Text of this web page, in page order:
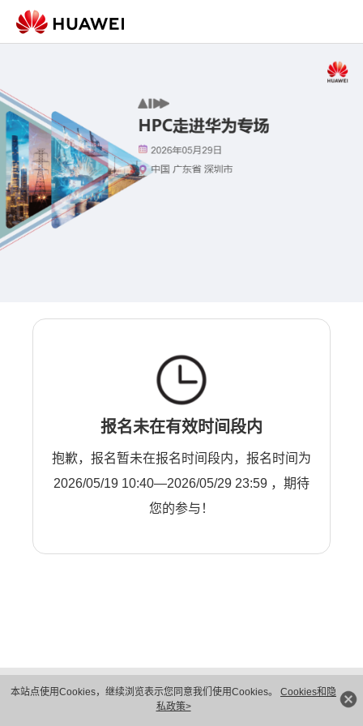
本站点使用Cookies，继续浏览表示您同意我们使用Cookies。 Cookies和隐
私政策>
报名未在有效时间段内
抱歉，报名暂未在报名时间段内，报名时间为
2026/05/19 10:40—2026/05/29 23:59 ，期待
您的参与！
隐私保护
法律声明